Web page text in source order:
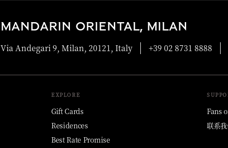
MANDARIN ORIENTAL, MILAN
Via Andegari 9, Milan, 20121, Italy +39 02 8731 8888
EXPLORE
Gift Cards
Residences
Best Rate Promise
Fans
联系